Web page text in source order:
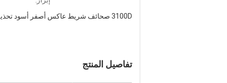
3100D صحائف شريط عاكس أصفر أسود تحذير الشريط
تفاصيل المنتج